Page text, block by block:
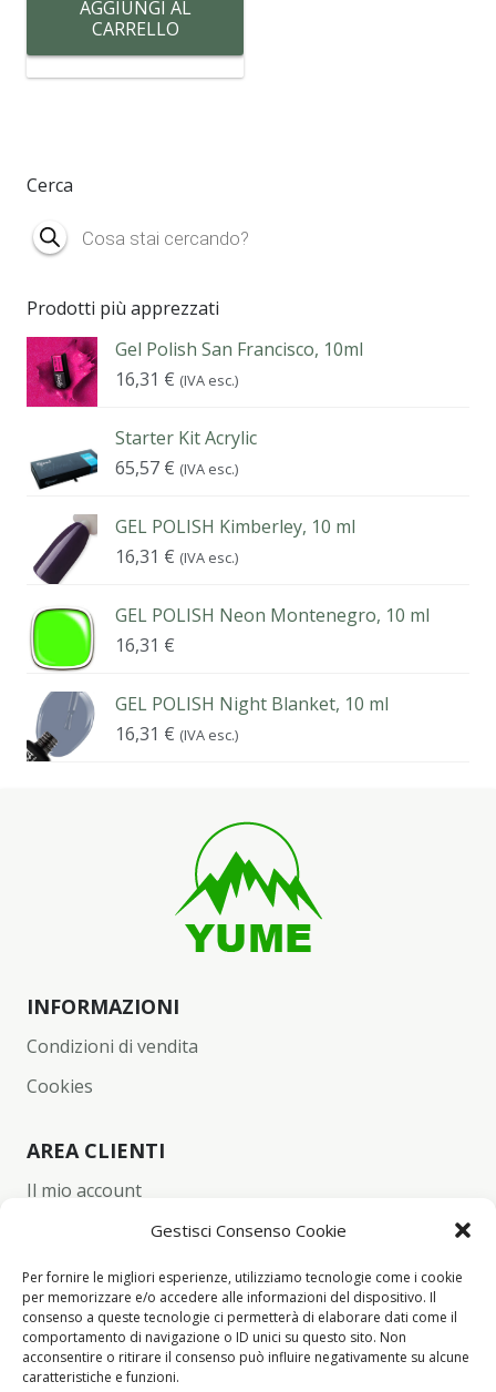
Gestisci Consenso Cookie
Per fornire le migliori esperienze, utilizziamo tecnologie come i cookie
per memorizzare e/o accedere alle informazioni del dispositivo. Il
consenso a queste tecnologie ci permetterà di elaborare dati come il
comportamento di navigazione o ID unici su questo sito. Non
acconsentire o ritirare il consenso può influire negativamente su alcune
caratteristiche e funzioni.
AGGIUNGI AL
CARRELLO
Cerca
Products
search
Prodotti più apprezzati
Gel Polish San Francisco, 10ml
16,31 € (IVA esc.)
Starter Kit Acrylic
65,57 € (IVA esc.)
GEL POLISH Kimberley, 10 ml
16,31 € (IVA esc.)
GEL POLISH Neon Montenegro, 10 ml
16,31 €
GEL POLISH Night Blanket, 10 ml
16,31 € (IVA esc.)
INFORMAZIONI
Condizioni di vendita
Cookies
AREA CLIENTI
Il mio account
Wishlist
Checkout
CONTACT INFO